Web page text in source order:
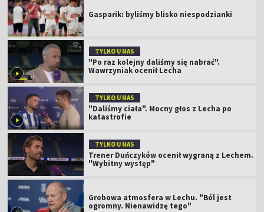
Gasparik: byliśmy blisko niespodzianki
TYLKO U NAS
"Po raz kolejny daliśmy się nabrać".
Wawrzyniak ocenił Lecha
TYLKO U NAS
"Daliśmy ciała". Mocny głos z Lecha po
katastrofie
TYLKO U NAS
Trener Duńczyków ocenił wygraną z Lechem.
"Wybitny występ"
Grobowa atmosfera w Lechu. "Ból jest
ogromny. Nienawidzę tego"